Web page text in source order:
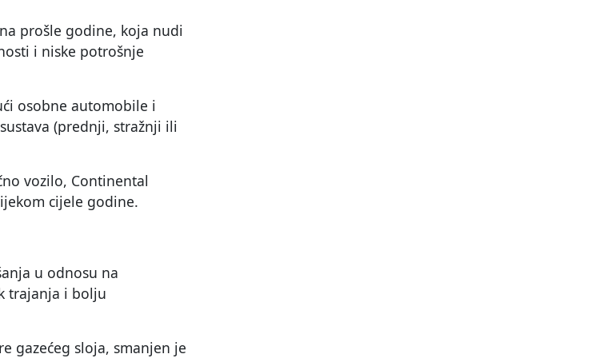
prošle godine, koja nudi
i niske potrošnje
osobne automobile i
(prednji, stražnji ili
vozilo, Continental
cijele godine.
u odnosu na
trajanja i bolju
gazećeg sloja, smanjen je